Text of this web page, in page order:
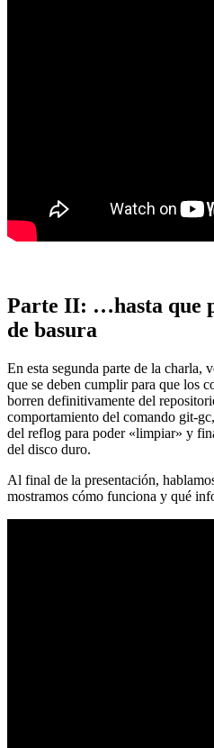
Parte II: …hasta que
de basura
En esta segunda parte de la charla,
que se deben cumplir para que los
borren definitivamente del
comportamiento del comando git-
del reflog para poder «limpiar» y
del disco duro.
Al final de la presentación,
mostramos cómo funciona y qué